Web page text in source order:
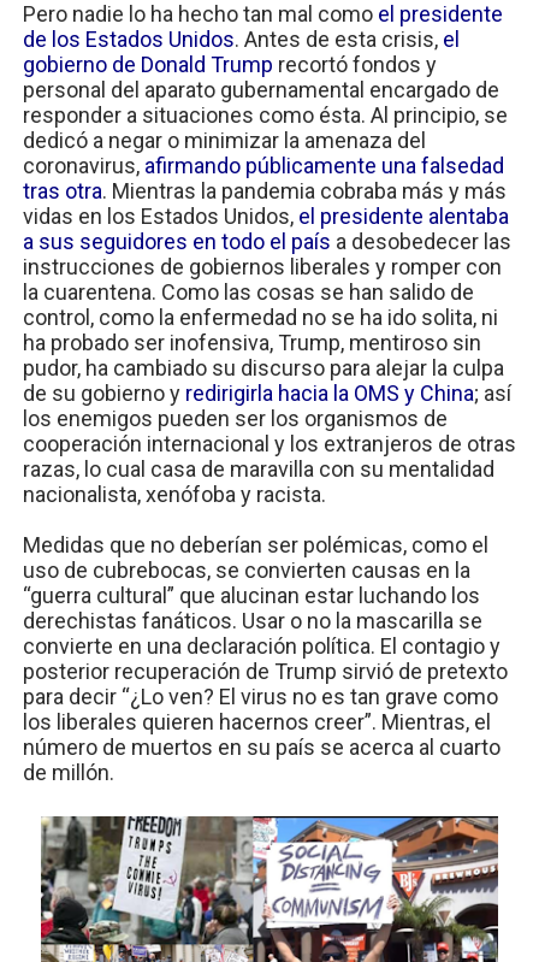
Pero nadie lo ha hecho tan mal como el presidente
de los Estados Unidos. Antes de esta crisis, el
gobierno de Donald Trump recortó fondos y
personal del aparato gubernamental encargado de
responder a situaciones como ésta. Al principio, se
dedicó a negar o minimizar la amenaza del
coronavirus, afirmando públicamente una falsedad
tras otra. Mientras la pandemia cobraba más y más
vidas en los Estados Unidos, el presidente alentaba
a sus seguidores en todo el país a desobedecer las
instrucciones de gobiernos liberales y romper con
la cuarentena. Como las cosas se han salido de
control, como la enfermedad no se ha ido solita, ni
ha probado ser inofensiva, Trump, mentiroso sin
pudor, ha cambiado su discurso para alejar la culpa
de su gobierno y redirigirla hacia la OMS y China; así
los enemigos pueden ser los organismos de
cooperación internacional y los extranjeros de otras
razas, lo cual casa de maravilla con su mentalidad
nacionalista, xenófoba y racista.
Medidas que no deberían ser polémicas, como el
uso de cubrebocas, se convierten causas en la
“guerra cultural” que alucinan estar luchando los
derechistas fanáticos. Usar o no la mascarilla se
convierte en una declaración política. El contagio y
posterior recuperación de Trump sirvió de pretexto
para decir “¿Lo ven? El virus no es tan grave como
los liberales quieren hacernos creer”. Mientras, el
número de muertos en su país se acerca al cuarto
de millón.